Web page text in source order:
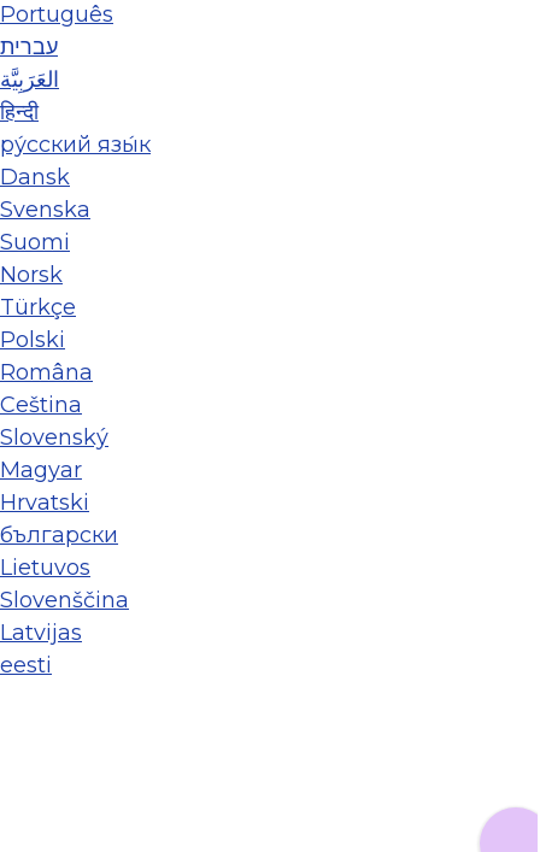
Português
עברית
العَرَبِيَّة
हिन्दी
ру́сский язы́к
Dansk
Svenska
Suomi
Norsk
Türkçe
Polski
Româna
Ceština
Slovenský
Magyar
Hrvatski
български
Lietuvos
Slovenščina
Latvijas
eesti